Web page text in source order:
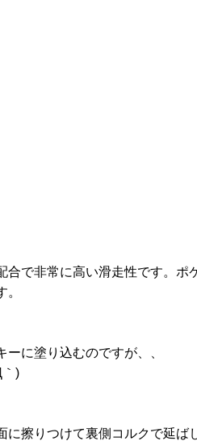
合で非常に高い滑走性です。ポ
に塗り込むのですが、、
｀)
に擦りつけて裏側コルクで延ば